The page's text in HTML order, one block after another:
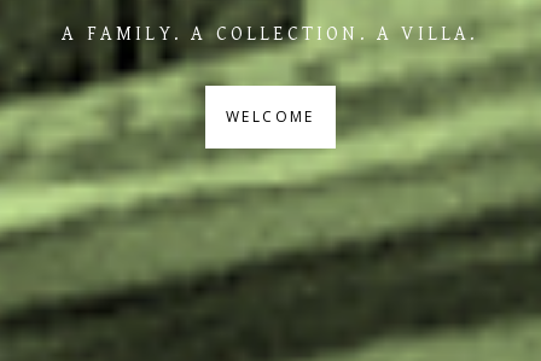
A FAMILY. A COLLECTION. A VILLA.
WELCOME